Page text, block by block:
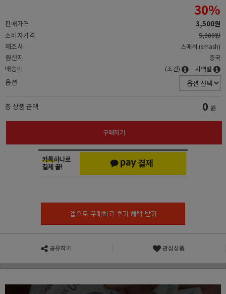
판매가격
30%
3,500원
소비자가격
5,000원
제조사 스매쉬 (smash)
원산지 중국
배송비 (조건) 지역별
옵션
총 상품 금액 0 원
구매하기
공유하기 관심상품